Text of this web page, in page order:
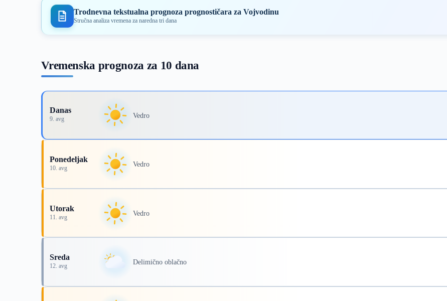
Trodnevna tekstualna prognoza prognostičara za Vojvodinu
Stručna analiza vremena za naredna tri dana
Vremenska prognoza za 10 dana
Danas
9. avg Vedro
Ponedeljak
10. avg Vedro
Utorak
11. avg Vedro
Sreda
12. avg Delimično oblačno